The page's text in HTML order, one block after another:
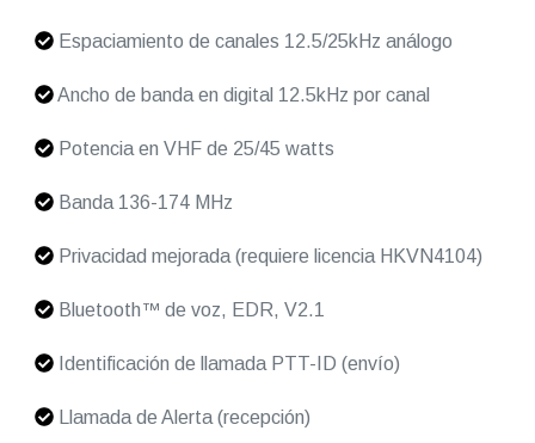
Espaciamiento de canales 12.5/25kHz análogo
Ancho de banda en digital 12.5kHz por canal
Potencia en VHF de 25/45 watts
Banda 136-174 MHz
Privacidad mejorada (requiere licencia HKVN4104)
Bluetooth™ de voz, EDR, V2.1
Identificación de llamada PTT-ID (envío)
Llamada de Alerta (recepción)